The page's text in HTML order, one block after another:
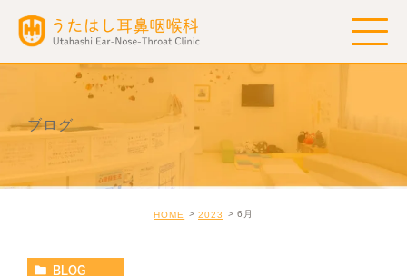
ブログ
HOME 2023 6月
BLOG